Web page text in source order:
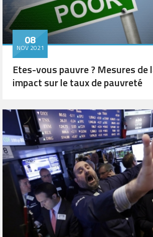
08
NOV 2021
Etes-vous pauvre ? Mesures de
impact sur le taux de pauvreté